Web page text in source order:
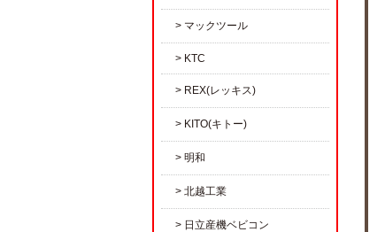
マックツール
KTC
REX(レッキス)
KITO(キトー)
明和
北越工業
日立産機ベビコン